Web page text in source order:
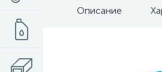
Описание